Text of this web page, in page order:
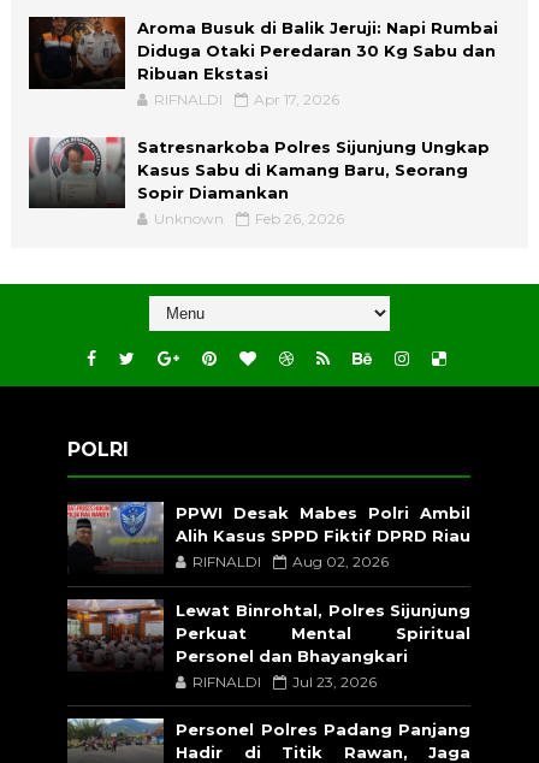
Aroma Busuk di Balik Jeruji: Napi Rumbai
Diduga Otaki Peredaran 30 Kg Sabu dan
Ribuan Ekstasi
RIFNALDI Apr 17, 2026
Satresnarkoba Polres Sijunjung Ungkap
Kasus Sabu di Kamang Baru, Seorang
Sopir Diamankan
Unknown Feb 26, 2026
POLRI
PPWI Desak Mabes Polri Ambil
Alih Kasus SPPD Fiktif DPRD Riau
RIFNALDI Aug 02, 2026
Lewat Binrohtal, Polres Sijunjung
Perkuat Mental Spiritual
Personel dan Bhayangkari
RIFNALDI Jul 23, 2026
Personel Polres Padang Panjang
Hadir di Titik Rawan, Jaga